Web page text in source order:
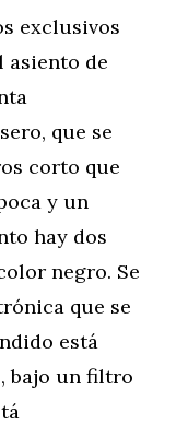
exclusivos
asiento de
que se
corto que
y un
hay dos
negro. Se
que se
está
bajo un filtro